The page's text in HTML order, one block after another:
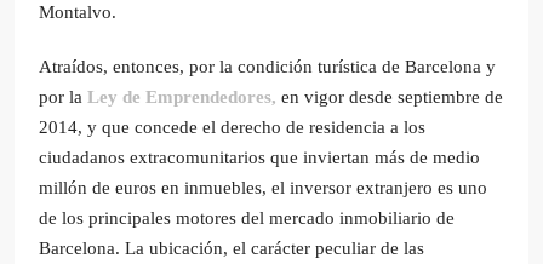
Montalvo.
Atraídos, entonces, por la condición turística de Barcelona y
por la Ley de Emprendedores, en vigor desde septiembre de
2014, y que concede el derecho de residencia a los
ciudadanos extracomunitarios que inviertan más de medio
millón de euros en inmuebles, el inversor extranjero es uno
de los principales motores del mercado inmobiliario de
Barcelona. La ubicación, el carácter peculiar de las